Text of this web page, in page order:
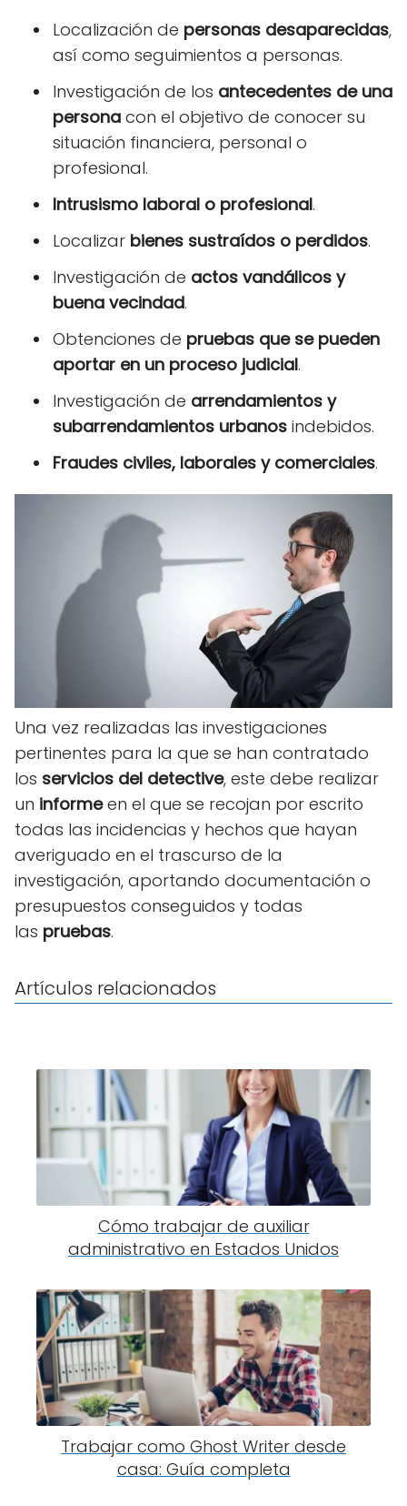
Localización de personas desaparecidas,
así como seguimientos a personas.
Investigación de los antecedentes de una
persona con el objetivo de conocer su
situación financiera, personal o
profesional.
Intrusismo laboral o profesional.
Localizar bienes sustraídos o perdidos.
Investigación de actos vandálicos y
buena vecindad.
Obtenciones de pruebas que se pueden
aportar en un proceso judicial.
Investigación de arrendamientos y
subarrendamientos urbanos indebidos.
Fraudes civiles, laborales y comerciales.
Una vez realizadas las investigaciones
pertinentes para la que se han contratado
los servicios del detective, este debe realizar
un informeen el que se recojan por escrito
todas las incidencias y hechos que hayan
averiguado en el trascurso de la
investigación, aportando documentación o
presupuestos conseguidos y todas
las pruebas.
Artículos relacionados
Cómo trabajar de auxiliar
administrativo en Estados Unidos
Trabajar como Ghost Writer desde
casa: Guía completa